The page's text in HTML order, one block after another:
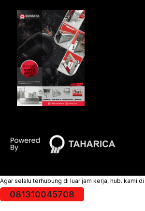
Agar selalu terhubung di luar jam kerja, hub. kami di
081310045708